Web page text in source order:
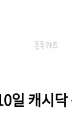
일캐시